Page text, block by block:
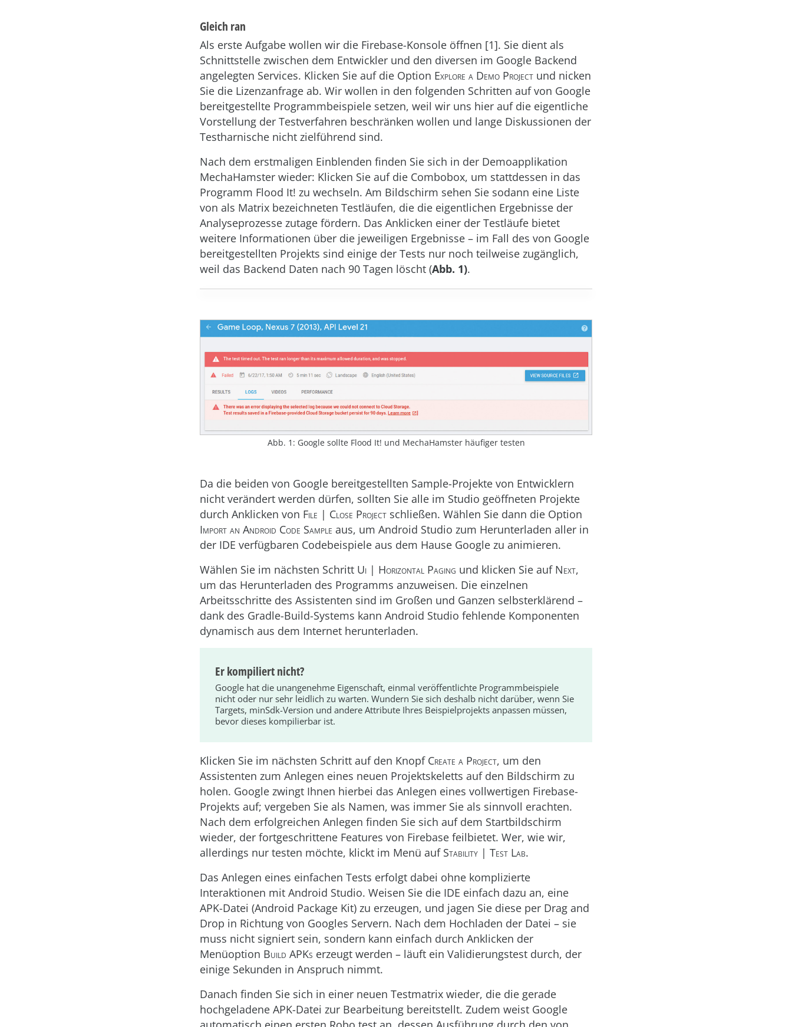
Gleich ran
Als erste Aufgabe wollen wir die Firebase-Konsole öffnen [1]. Sie dient als
Schnittstelle zwischen dem Entwickler und den diversen im Google Backend
angelegten Services. Klicken Sie auf die Option Explore a Demo Project und nicken
Sie die Lizenzanfrage ab. Wir wollen in den folgenden Schritten auf von Google
bereitgestellte Programmbeispiele setzen, weil wir uns hier auf die eigentliche
Vorstellung der Testverfahren beschränken wollen und lange Diskussionen der
Testharnische nicht zielführend sind.
Nach dem erstmaligen Einblenden finden Sie sich in der Demoapplikation
MechaHamster wieder: Klicken Sie auf die Combobox, um stattdessen in das
Programm Flood It! zu wechseln. Am Bildschirm sehen Sie sodann eine Liste
von als Matrix bezeichneten Testläufen, die die eigentlichen Ergebnisse der
Analyseprozesse zutage fördern. Das Anklicken einer der Testläufe bietet
weitere Informationen über die jeweiligen Ergebnisse – im Fall des von Google
bereitgestellten Projekts sind einige der Tests nur noch teilweise zugänglich,
weil das Back­end Daten nach 90 Tagen löscht (Abb. 1).
Abb. 1: Google sollte Flood It! und MechaHamster häufiger testen
Da die beiden von Google bereitgestellten Sample-Projekte von Entwicklern
nicht verändert werden dürfen, sollten Sie alle im Studio geöffneten Projekte
durch Anklicken von File | Close Project schließen. Wählen Sie dann die Option
Import an Android Code Sample aus, um Android Studio zum Herunterladen aller in
der IDE verfügbaren Codebeispiele aus dem Hause Google zu animieren.
Wählen Sie im nächsten Schritt Ui | Horizontal Paging und klicken Sie auf Next,
um das Herunterladen des Programms anzuweisen. Die einzelnen
Arbeitsschritte des Assistenten sind im Großen und Ganzen selbsterklärend –
dank des Gradle-Build-Systems kann Android Studio fehlende Komponenten
dynamisch aus dem Internet herunterladen.
Er kompiliert nicht?
Google hat die unangenehme Eigenschaft, einmal veröffentlichte Programmbeispiele
nicht oder nur sehr leidlich zu warten. Wundern Sie sich deshalb nicht darüber, wenn Sie
Targets, minSdk-Version und andere Attribute Ihres Beispielprojekts anpassen müssen,
bevor dieses kompilierbar ist.
Klicken Sie im nächsten Schritt auf den Knopf Cre­ate a Project, um den
Assistenten zum Anlegen eines neuen Projektskeletts auf den Bildschirm zu
holen. Goo­gle zwingt Ihnen hierbei das Anlegen eines vollwertigen Firebase-
Projekts auf; vergeben Sie als Namen, was immer Sie als sinnvoll erachten.
Nach dem erfolgreichen Anlegen finden Sie sich auf dem Startbildschirm
wieder, der fortgeschrittene Features von Firebase feilbietet. Wer, wie wir,
allerdings nur testen möchte, klickt im Menü auf Stability | Test Lab.
Das Anlegen eines einfachen Tests erfolgt dabei ohne komplizierte
Interaktionen mit Android Studio. Weisen Sie die IDE einfach dazu an, eine
APK-Datei (Android Package Kit) zu erzeugen, und jagen Sie diese per Drag and
Drop in Richtung von Googles Servern. Nach dem Hochladen der Datei – sie
muss nicht signiert sein, sondern kann einfach durch Anklicken der
Menüoption Build APKs erzeugt werden – läuft ein Validierungstest durch, der
einige Sekunden in Anspruch nimmt.
Danach finden Sie sich in einer neuen Testmatrix wieder, die die gerade
hochgeladene APK-Datei zur Bearbeitung bereitstellt. Zudem weist Google